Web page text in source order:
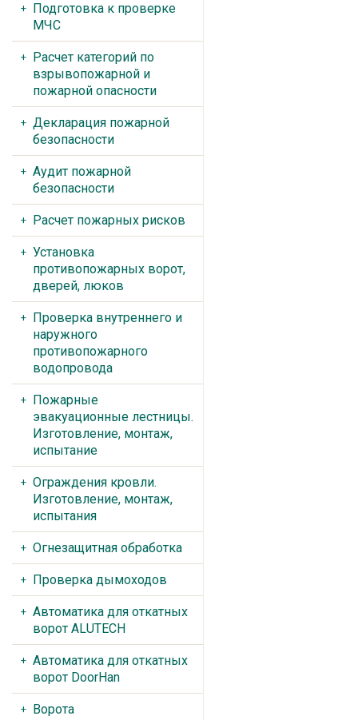
Подготовка к проверке
МЧС
Расчет категорий по
взрывопожарной и
пожарной опасности
Декларация пожарной
безопасности
Аудит пожарной
безопасности
Расчет пожарных рисков
Установка
противопожарных ворот,
дверей, люков
Проверка внутреннего и
наружного
противопожарного
водопровода
Пожарные
эвакуационные лестницы.
Изготовление, монтаж,
испытание
Ограждения кровли.
Изготовление, монтаж,
испытания
Огнезащитная обработка
Проверка дымоходов
Автоматика для откатных
ворот ALUTECH
Автоматика для откатных
ворот DoorHan
Ворота